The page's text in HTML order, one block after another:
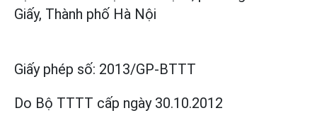
Giấy, Thành phố Hà Nội
Giấy phép số: 2013/GP-BTTT
Do Bộ TTTT cấp ngày 30.10.2012